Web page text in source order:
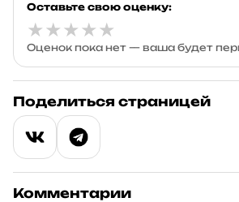
Оставьте свою оценку:
★★★★★
Оценок пока нет — ваша будет
Поделиться страницей
Комментарии